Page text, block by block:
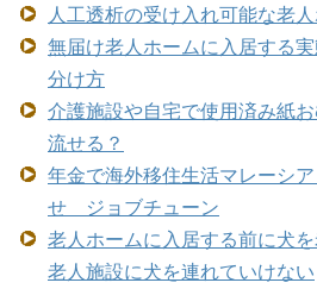
人工透析の受け入れ可能な老
無届け老人ホームに入居する
分け方
介護施設や自宅で使用済み紙
流せる？
年金で海外移住生活マレーシ
せ ジョブチューン
老人ホームに入居する前に犬
老人施設に犬を連れていけない